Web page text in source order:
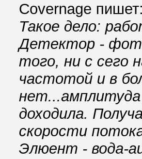
Covernage
Такое дело:
Детектор -
того, ни с сего
частотой и в
доходила.
скорости
Элюент - вода-